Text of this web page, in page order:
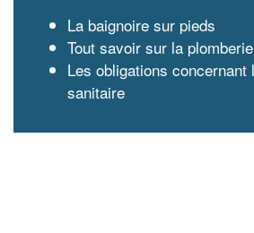
La baignoire sur pieds
Tout savoir sur la
Les obligations concernant
sanitaire